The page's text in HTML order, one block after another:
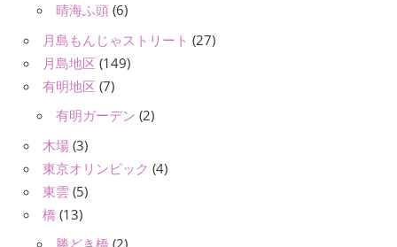
晴海ふ頭 (6)
月島もんじゃストリート (27)
月島地区 (149)
有明地区 (7)
有明ガーデン (2)
木場 (3)
東京オリンピック (4)
東雲 (5)
橋 (13)
勝どき橋 (2)